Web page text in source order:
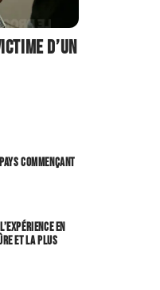
d’un
commençant
en
et la plus